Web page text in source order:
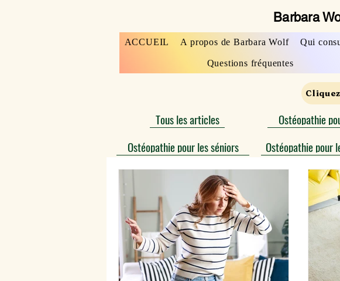
Barbara
ACCUEIL A propos de Barbara Wolf Qui
Questions fréquentes
Tous les articles
Ostéopathie pour les séniors
Ostéopathie
Ostéopathie pour